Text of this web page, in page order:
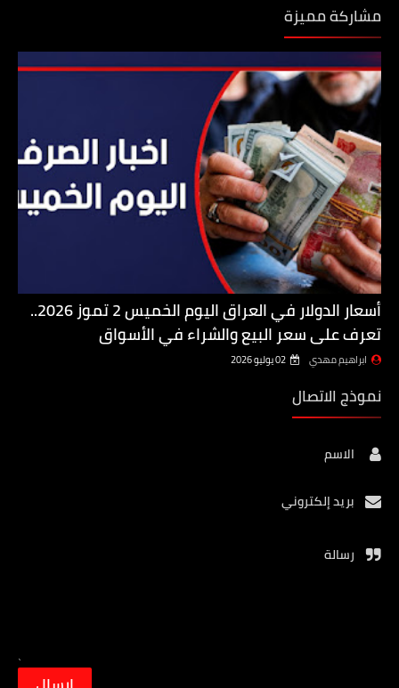
مشاركة مميزة
أسعار الدولار في العراق اليوم الخميس 2 تموز 2026..
تعرف على سعر البيع والشراء في الأسواق
ابراهيم مهدي 02 يوليو 2026
نموذج الاتصال
الاسم
بريد إلكتروني
رسالة